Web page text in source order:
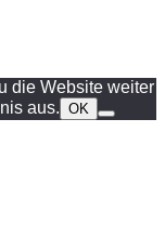
die Website weiter
aus. OK